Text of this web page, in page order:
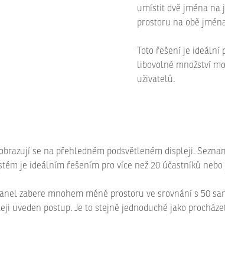
umístit dvě jména na
prostoru na obě
Toto řešení je ideální
libovolné množství
uživatelů.
se na přehledném podsvětleném displeji.
je ideálním řešením pro více než 20 účastníků
zabere mnohem méně prostoru ve srovnání s 50
uveden postup. Je to stejně jednoduché jako